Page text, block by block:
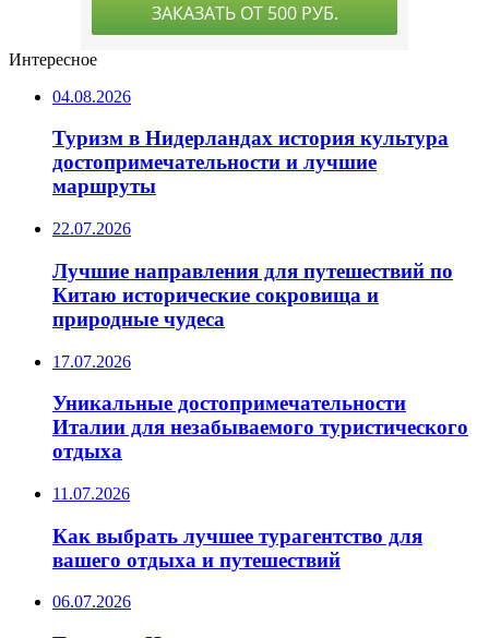
Интересное
04.08.2026
Туризм в Нидерландах история культура
достопримечательности и лучшие
маршруты
22.07.2026
Лучшие направления для путешествий по
Китаю исторические сокровища и
природные чудеса
17.07.2026
Уникальные достопримечательности
Италии для незабываемого туристического
отдыха
11.07.2026
Как выбрать лучшее турагентство для
вашего отдыха и путешествий
06.07.2026